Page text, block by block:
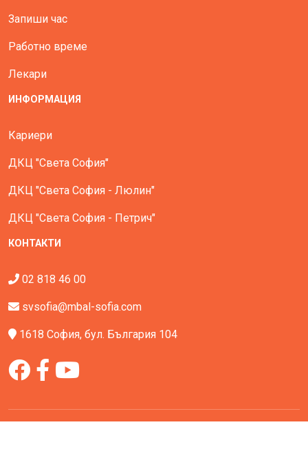
Запиши час
Работно време
Лекари
ИНФОРМАЦИЯ
Кариери
ДКЦ "Света София"
ДКЦ "Света София - Люлин"
ДКЦ "Света София - Петрич"
КОНТАКТИ
02 818 46 00
svsofia@mbal-sofia.com
1618 София, бул. България 104